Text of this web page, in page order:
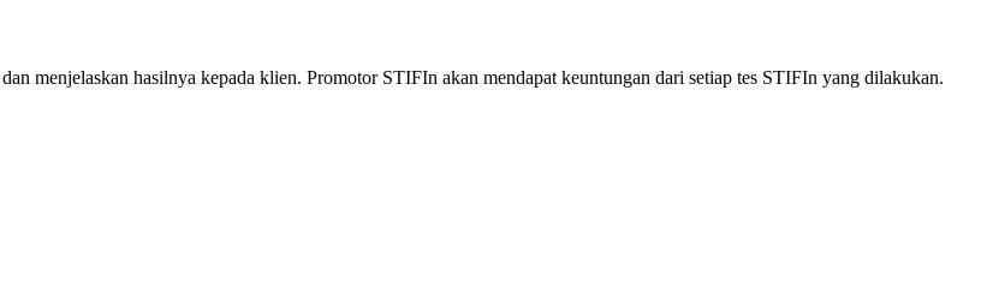
menjelaskan hasilnya kepada klien. Promotor STIFIn akan mendapat keuntungan dari setiap tes STIFIn yang dilakukan.